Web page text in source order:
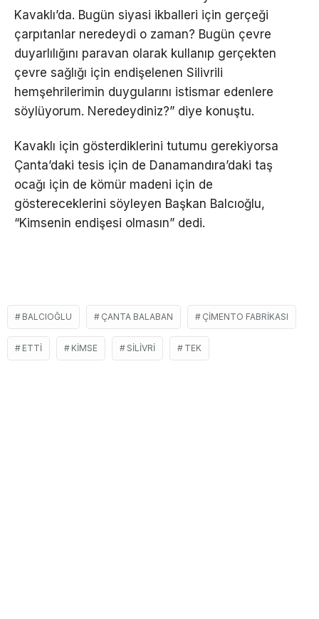
Kavaklı’da. Bugün siyasi ikballeri için gerçeği
çarpıtanlar neredeydi o zaman? Bugün çevre
duyarlılığını paravan olarak kullanıp gerçekten
çevre sağlığı için endişelenen Silivrili
hemşehrilerimin duygularını istismar edenlere
söylüyorum. Neredeydiniz?” diye konuştu.
Kavaklı için gösterdiklerini tutumu gerekiyorsa
Çanta’daki tesis için de Danamandıra’daki taş
ocağı için de kömür madeni için de
göstereceklerini söyleyen Başkan Balcıoğlu,
“Kimsenin endişesi olmasın” dedi.
BALCIOĞLU ÇANTA BALABAN ÇIMENTO FABRIKASI
ETTI KIMSE SILIVRI TEK